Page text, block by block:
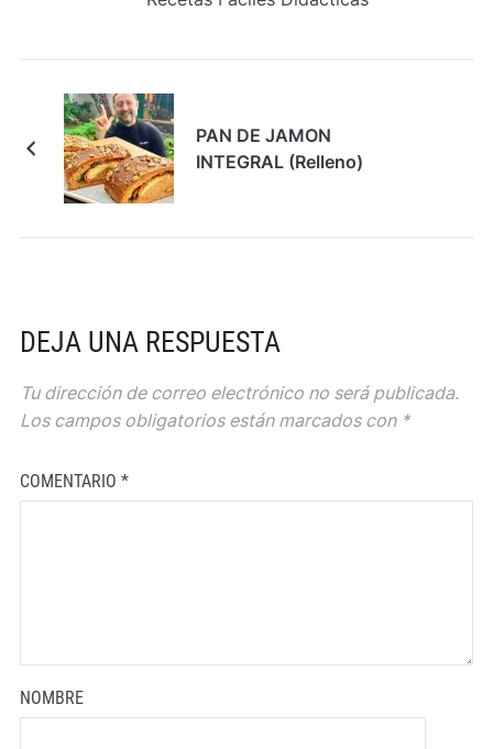
PAN DE JAMON
INTEGRAL (Relleno)
DEJA UNA RESPUESTA
Tu dirección de correo electrónico no será publicada.
Los campos obligatorios están marcados con *
COMENTARIO *
NOMBRE